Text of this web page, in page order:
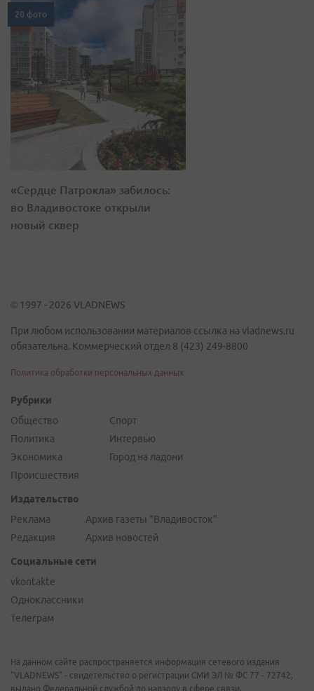
20 фото
«Сердце Патрокла» забилось:
во Владивостоке открыли
новый сквер
© 1997 - 2026 VLADNEWS
При любом использовании материалов ссылка на vladnews.ru
обязательна. Коммерческий отдел 8 (423) 249-8800
Политика обработки персональных данных
Рубрики
Общество
Политика
Экономика
Происшествия
Спорт
Интервью
Город на ладони
Издательство
Реклама
Редакция
Архив газеты "Владивосток"
Архив новостей
Социальные сети
vkontakte
Одноклассники
Телеграм
На данном сайте распространяется информация сетевого издания
"VLADNEWS" - свидетельство о регистрации СМИ ЭЛ № ФС 77 - 72742,
выдано Федеральной службой по надзору в сфере связи,